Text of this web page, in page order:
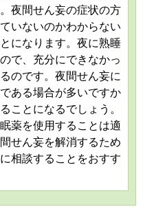
夜間せん妄の症状の方
いないのかわからない
になります。夜に熟睡
で、充分にできなかっ
のです。夜間せん妄に
ある場合が多いですか
ことになるでしょう。
薬を使用することは適
せん妄を解消するため
相談することをおすす